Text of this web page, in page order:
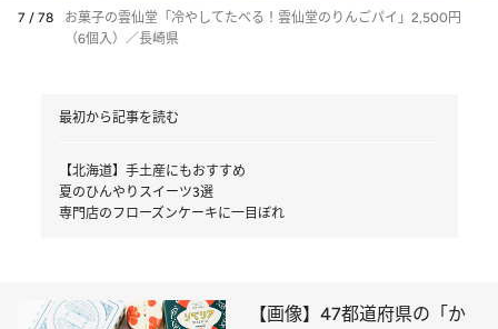
7 / 78
お菓子の雲仙堂「冷やしてたべる！雲仙堂のりんごパイ」2,500円
（6個入）／長崎県
最初から記事を読む
【北海道】手土産にもおすすめ
夏のひんやりスイーツ3選
専門店のフローズンケーキに一目ぼれ
【画像】47都道府県の「か